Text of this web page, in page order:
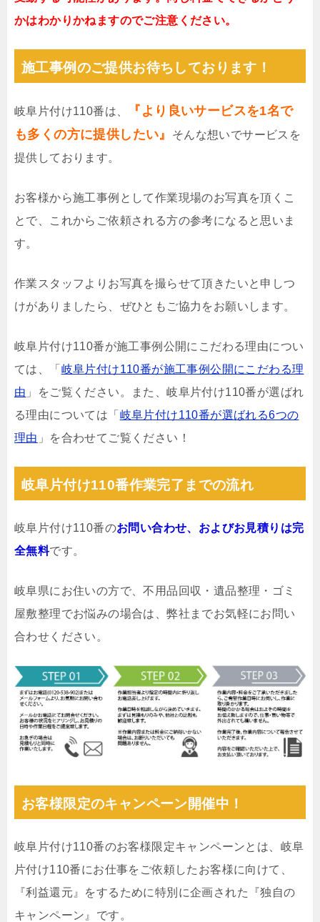
かはわかりかねますのでご注意ください。
施工事例のご提供お待ちしております！
岐阜片付け110番は、
『より良いサービスを1名で
も多くの方に提供したい』
そんな想いでサービスを
提供しております。
お客様から施工事例として作業現場のお写真を頂くこ
とで、これからご依頼される方の参考になると思いま
す。
作業スタッフよりお写真を撮らせて頂きたいと申しつ
けがありましたら、ぜひともご協力をお願いします。
岐阜片付け110番が施工事例公開にこだわる理由につい
ては、「 岐阜片付け110番が施工事例公開にこだわる理
由 」をご覧ください。また、岐阜片付け110番が選ばれ
る理由については「 岐阜片付け110番が選ばれる6つの
理由 」を合わせてご覧ください！
岐阜片付け110番作業完了までの流れ
岐阜片付け110番のお問い合わせ、およびお見積りは完
全無料です。
岐阜県にお住いの方で、不用品回収・遺品整理・ゴミ
屋敷整理でお悩みの場合は、弊社までお気軽にお問い
合わせください。
お客様限定のキャンペーン開催中！
岐阜片付け110番のお客様限定キャンペーンとは、岐阜
片付け110番にお仕事をご依頼したお客様に向けて、
『利益還元』をするために特別に企画された『独自の
キャンペーン』です。